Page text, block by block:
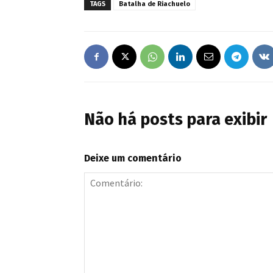
TAGS Batalha de Riachuelo
Não há posts para exibir
Deixe um comentário